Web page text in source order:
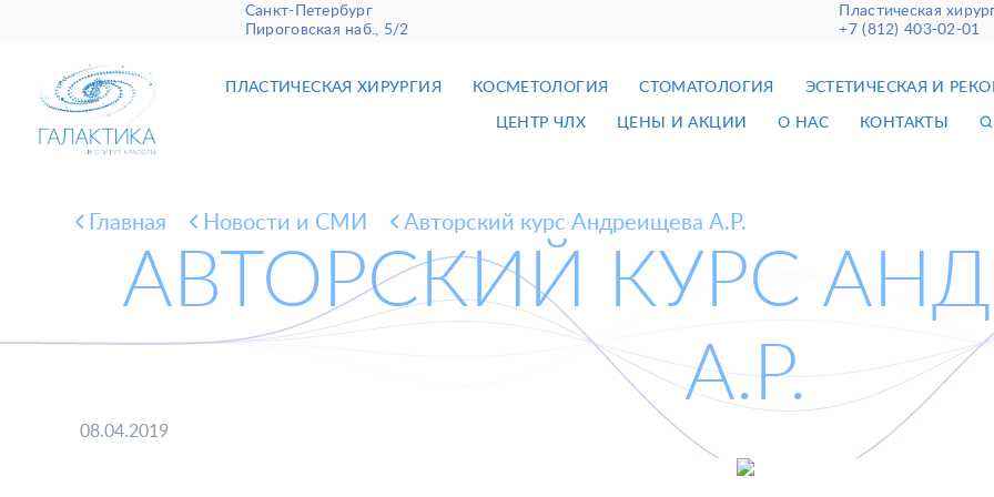
Санкт-Петербург
Пироговская наб., 5/2
Пластическая
+7 (812) 403-02-01
ПЛАСТИЧЕСКАЯ ХИРУРГИЯ КОСМЕТОЛОГИЯ СТОМАТОЛОГИЯ ЭСТЕТИЧЕСКАЯ И
ЦЕНТР ЧЛХ ЦЕНЫ И АКЦИИ О НАС КОНТАКТЫ
Главная Новости и СМИ Авторский курс Андреищева А.Р.
АВТОРСКИЙ КУРС
А.Р.
08.04.2019